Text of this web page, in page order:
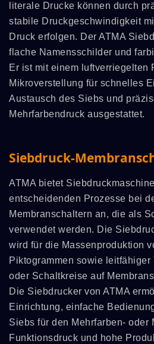
literale Drucke können durch
stabile Druckgeschwindigkeit
Druck erfolgen. Der ATMA
flache Namensschilder und
Er ist mit einem luftverriegelten
Mikroverstellung für schnelles
Austausch des Siebs und
Mehrfarbendruck ausgestattet.
Siebdruck-
ATMA bietet
entscheidenden Prozesse bei
Membranschaltern an, die als
verwendet werden. Die
wird für die Massenproduktion
Piktogrammen sowie leitfähiger
oder Schaltkreise auf
Die Siebdrucker von ATMA
Einrichtung, einfache
Siebs für den Mehrfarben- oder
Funktionsdruck und hohe